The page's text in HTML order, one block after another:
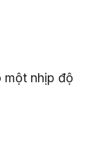
một nhịp độ